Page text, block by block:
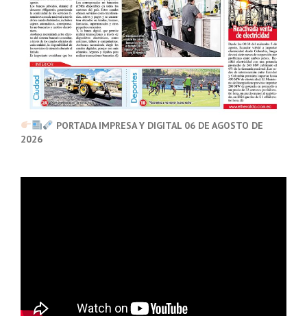
PORTADA IMPRESA Y DIGITAL 06 DE AGOSTO DE
2026